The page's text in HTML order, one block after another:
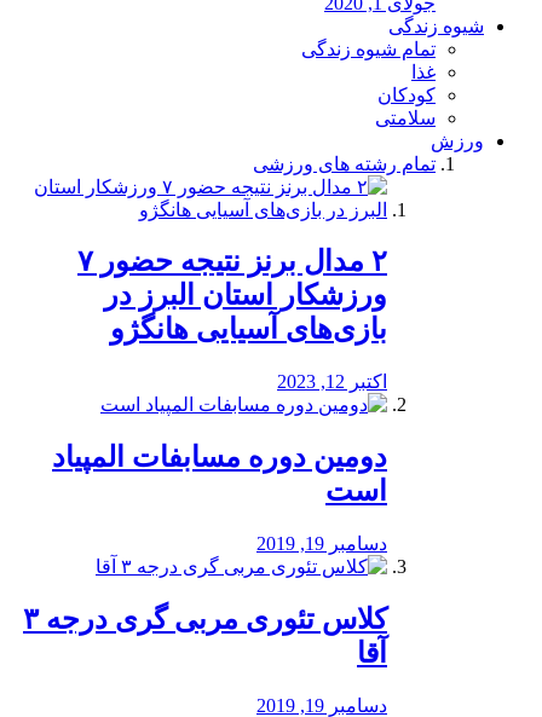
شیوه زندگی
تمام شیوه زندگی
غذا
کودکان
سلامتی
ورزش
تمام رشته های ورزشی
۲ مدال برنز نتیجه حضور ۷
ورزشکار استان البرز در
بازی‌های آسیایی هانگژو
اکتبر 12, 2023
دومین دوره مسابفات المپیاد
است
دسامبر 19, 2019
کلاس تئوری مربی گری درجه ۳
آقا
دسامبر 19, 2019